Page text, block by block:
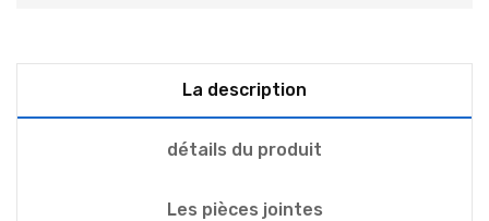
La description
détails du produit
Les pièces jointes